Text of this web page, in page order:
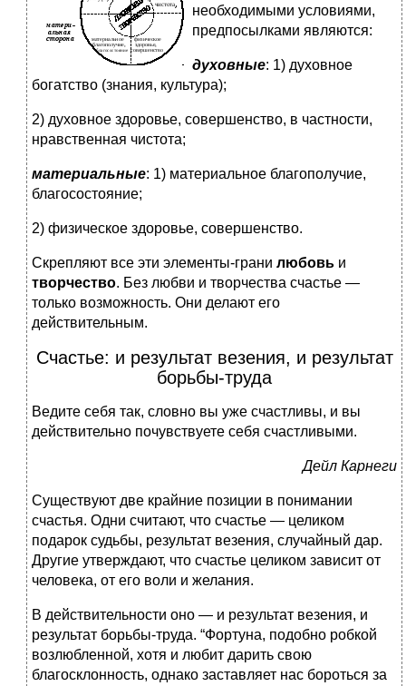
необходимыми условиями,
предпосылками являются:
духовные: 1) духовное
богатство (знания, культура);
2) духовное здоровье, совершенство, в частности,
нравственная чистота;
материальные: 1) материальное благополучие,
благосостояние;
2) физическое здоровье, совершенство.
Скрепляют все эти элементы-грани любовь и
творчество. Без любви и творчества счастье —
только возможность. Они делают его
действительным.
Счастье: и результат везения, и результат
борьбы-труда
Ведите себя так, словно вы уже счастливы, и вы
действительно почувствуете себя счастливыми.
Дейл Карнеги
Существуют две крайние позиции в понимании
счастья. Одни считают, что счастье — целиком
подарок судьбы, результат везения, случайный дар.
Другие утверждают, что счастье целиком зависит от
человека, от его воли и желания.
В действительности оно — и результат везения, и
результат борьбы-труда. “Фортуна, подобно робкой
возлюбленной, хотя и любит дарить свою
благосклонность, однако заставляет нас бороться за